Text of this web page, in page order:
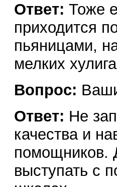
Ответ: Тоже
приходится
пьяницами,
мелких
Вопрос:
Ответ: Не
качества и
помощников.
выступать с